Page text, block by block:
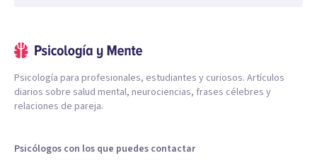
Psicología para profesionales, estudiantes y curiosos. Artículos
diarios sobre salud mental, neurociencias, frases célebres y
relaciones de pareja.
Psicólogos con los que puedes contactar